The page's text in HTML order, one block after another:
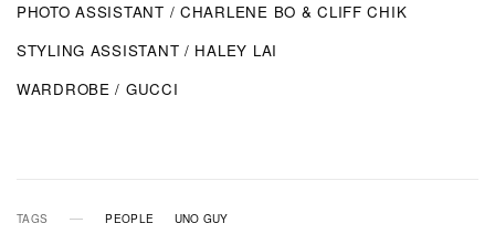
PHOTO ASSISTANT / CHARLENE BO & CLIFF CHIK
STYLING ASSISTANT / HALEY LAI
WARDROBE / GUCCI
TAGS PEOPLE UNO GUY